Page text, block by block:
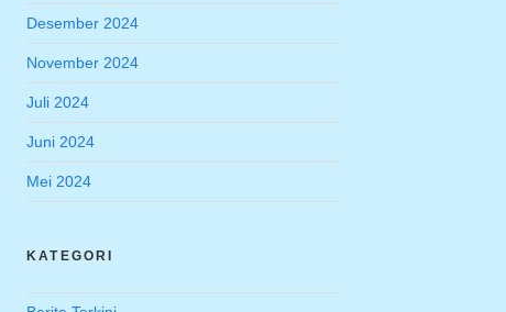
Desember 2024
November 2024
Juli 2024
Juni 2024
Mei 2024
KATEGORI